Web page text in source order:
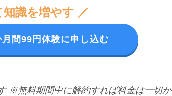
識を増やす ／
間99円体験に申し込む
※無料期間中に解約すれば料金は一切か